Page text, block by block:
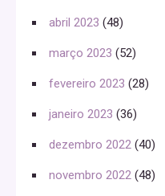
abril 2023 (48)
março 2023 (52)
fevereiro 2023 (28)
janeiro 2023 (36)
dezembro 2022 (40)
novembro 2022 (48)